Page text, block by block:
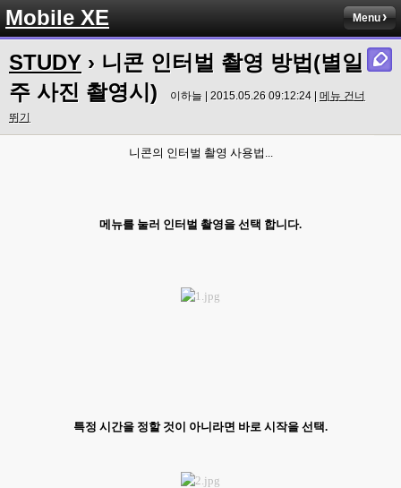
Mobile XE Menu
STUDY › 니콘 인터벌 촬영 방법(별일
주 사진 촬영시)
이하늘 | 2015.05.26 09:12:24 | 메뉴 건너
뛰기
니콘의 인터벌 촬영 사용법...
메뉴를 눌러 인터벌 촬영을 선택 합니다.
특정 시간을 정할 것이 아니라면 바로 시작을 선택.